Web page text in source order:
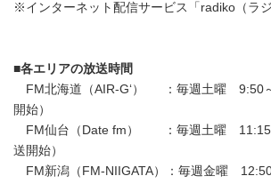
※インターネット配信サービス「radiko（ラ
■各エリアの放送時間
FM北海道（AIR-G‘） ：毎週土曜 9:50
開始）
FM仙台（Date fm） ：毎週土曜 11:15
送開始）
FM新潟（FM-NIIGATA）：毎週金曜